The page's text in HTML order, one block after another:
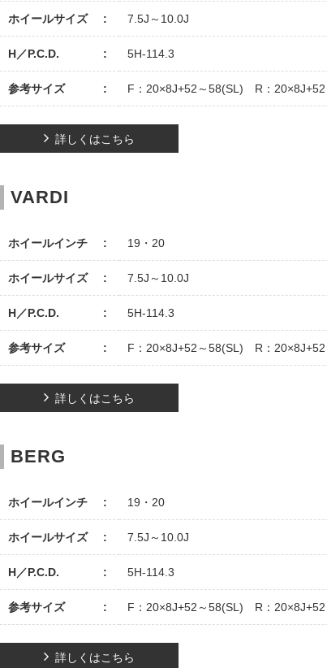
ホイールサイズ 7.5J～10.0J
H／P.C.D. 5H-114.3
参考サイズ F：20×8J+52～58(SL) R：20×8J+52
詳しくはこちら
VARDI
ホイールインチ 19・20
ホイールサイズ 7.5J～10.0J
H／P.C.D. 5H-114.3
参考サイズ F：20×8J+52～58(SL) R：20×8J+52
詳しくはこちら
BERG
ホイールインチ 19・20
ホイールサイズ 7.5J～10.0J
H／P.C.D. 5H-114.3
参考サイズ F：20×8J+52～58(SL) R：20×8J+52
詳しくはこちら